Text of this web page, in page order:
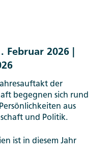
Februar 2026 |
der
begegnen sich rund
aus
und Politik.
ist in diesem Jahr